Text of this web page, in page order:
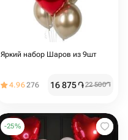
Яркий набор Шаров из 9шт
4.96276 16 875֏22 500֏
-25%